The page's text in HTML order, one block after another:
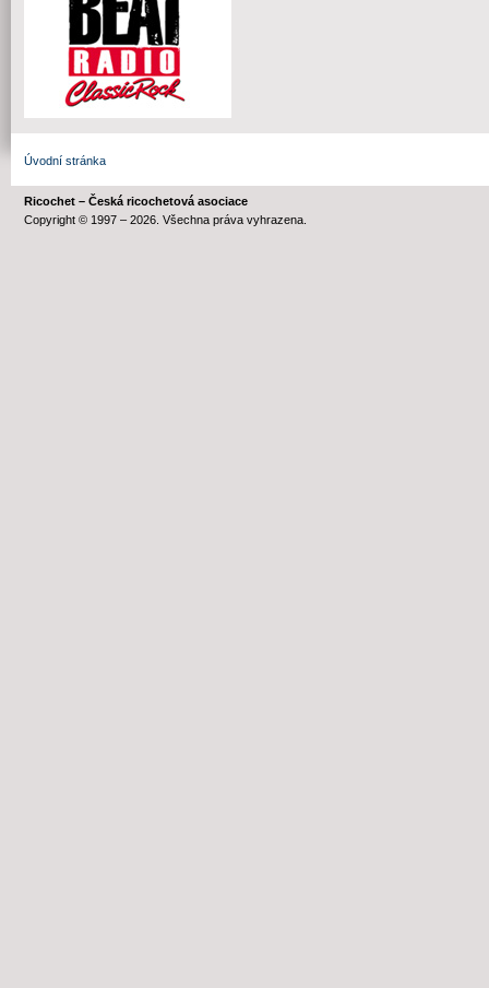
Úvodní stránka
Ricochet – Česká ricochetová asociace
Copyright © 1997 – 2026. Všechna práva vyhrazena.